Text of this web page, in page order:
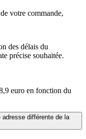
votre commande,
des délais du
précise souhaitée.
euro en fonction du
différente de la